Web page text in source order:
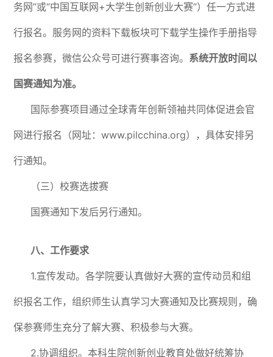
务网”或“中国互联网+大学生创新创业大赛”）任一方式进
行报名。服务网的资料下载板块可下载学生操作手册指导
报名参赛，微信公众号可进行赛事咨询。 系统开放时间以
国赛通知为准。
国际参赛项目通过全球青年创新领袖共同体促进会官
网进行报名（网址：www.pilcchina.org），具体安排另
行通知。
（三）校赛选拔赛
国赛通知下发后另行通知。
八、工作要求
1.宣传发动。各学院要认真做好大赛的宣传动员和组
织报名工作，组织师生认真学习大赛通知及比赛规则，确
保参赛师生充分了解大赛、积极参与大赛。
2.协调组织。本科生院创新创业教育处做好统筹协